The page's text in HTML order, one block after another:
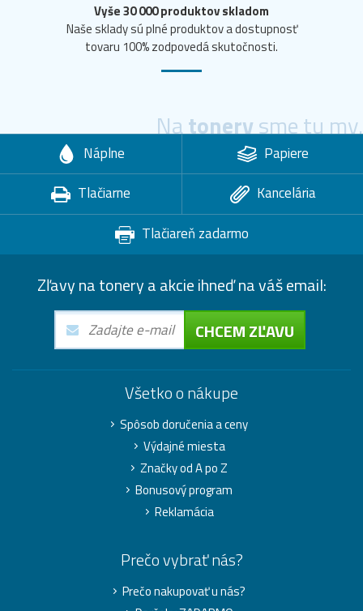
Vyše 30 000 produktov skladom
Naše sklady sú plné produktov a dostupnosť
tovaru 100% zodpovedá skutočnosti.
Natonerysme tu my.
Náplne
Papiere
Tlačiarne
Kancelária
Tlačiareň zadarmo
Zľavy na tonery a akcie ihneď na váš email:
CHCEM ZĽAVU
Všetko o nákupe
Spôsob doručenia a ceny
Výdajné miesta
Značky od A po Z
Bonusový program
Reklamácia
Prečo vybrať nás?
Prečo nakupovať u nás?